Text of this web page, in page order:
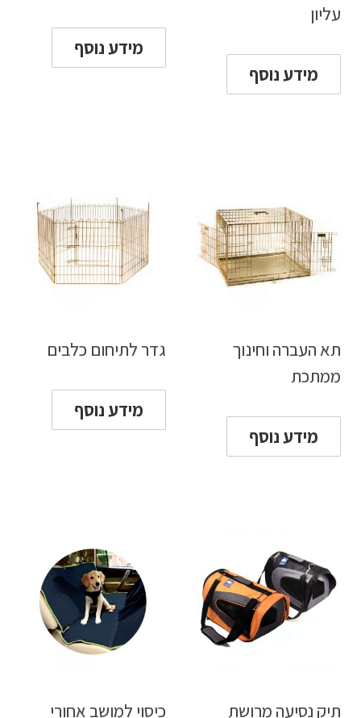
עליון
מידע נוסף
מידע נוסף
תא העברה וחינוך
ממתכת
מידע נוסף
גדר לתיחום כלבים
מידע נוסף
תיק נסיעה מרושת כיסוי למושב אחורי